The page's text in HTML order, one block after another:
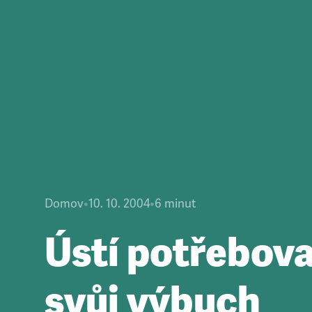
Domov•10. 10. 2004•6 minut
Ústí
svůj výbuch